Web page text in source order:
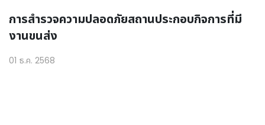
การสำรวจความปลอดภัยสถานประกอบกิจการที่มี
งานขนส่ง
01 ธ.ค. 2568